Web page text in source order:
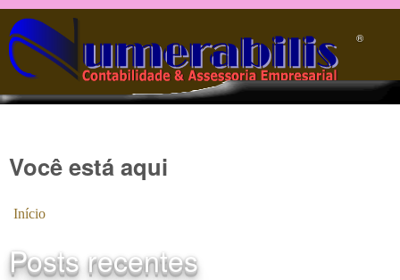
Pular para o conteúdo principal
®️
Você está aqui
Início
Posts recentes